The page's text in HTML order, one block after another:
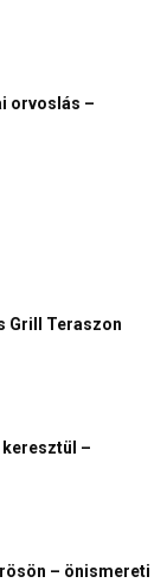
orvoslás –
Grill Teraszon
–
– önismereti